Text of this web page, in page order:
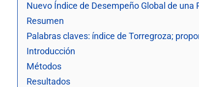
Nuevo Índice de Desempeño Global de una
Resumen
Palabras claves: índice de Torregroza;
Introducción
Métodos
Resultados